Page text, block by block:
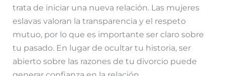
trata de iniciar una nueva relación. Las mujeres
eslavas valoran la transparencia y el respeto
mutuo, por lo que es importante ser claro sobre
tu pasado. En lugar de ocultar tu historia, ser
abierto sobre las razones de tu divorcio puede